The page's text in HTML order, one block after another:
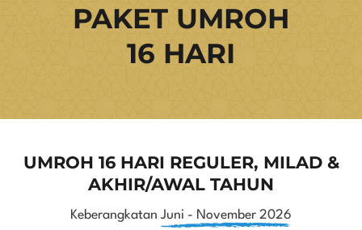
PAKET UMROH
16 HARI
UMROH 16 HARI REGULER, MILAD &
AKHIR/AWAL TAHUN
Keberangkatan Juni - November 2026